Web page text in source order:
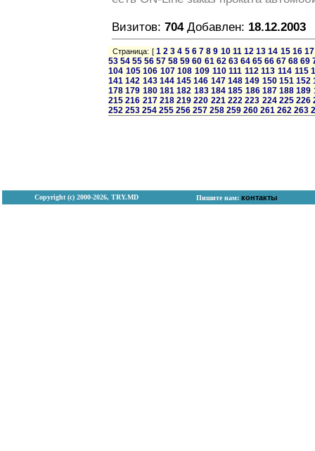
Визитов: 704Добавлен: 18.12.2003
Страница: [ 1 2 3 4 5 6 7 8 9 10 11 12 13 14 15 16 17
53 54 55 56 57 58 59 60 61 62 63 64 65 66 67 68 69
104 105 106 107 108 109 110 111 112 113 114 115
141 142 143 144 145 146 147 148 149 150 151 152
178 179 180 181 182 183 184 185 186 187 188 189
215 216 217 218 219 220 221 222 223 224 225 226
252 253 254 255 256 257 258 259 260 261 262 263
Copyright (с) 2000-2026, TRY.MD Пишите нам: контакты